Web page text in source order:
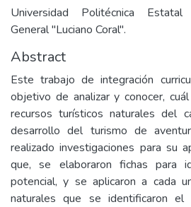
Universidad Politécnica
General "Luciano Coral".
Abstract
Este trabajo de integración
objetivo de analizar y conocer,
recursos turísticos naturales del
desarrollo del turismo de
realizado investigaciones para su
que, se elaboraron fichas para
potencial, y se aplicaron a cada
naturales que se identificaron